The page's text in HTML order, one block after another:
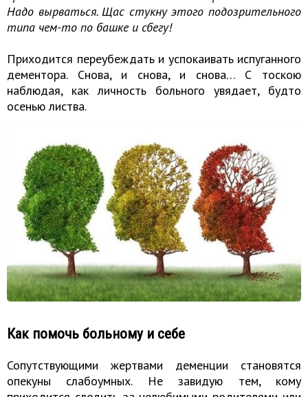
Надо вырваться. Щас стукну этого подозрительного
типа чем-то по башке и сбегу!
Приходится переубеждать и успокаивать испуганного
дементора. Снова, и снова, и снова… С тоскою
наблюдая, как личность больного увядает, будто
осенью листва.
Как помочь больному и себе
Сопутствующими жертвами деменции становятся
опекуны слабоумных. Не завидую тем, кому